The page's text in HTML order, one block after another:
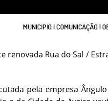
MUNICIPIO | COMUNICAÇÃO |
renovada Rua do Sal /
pela empresa